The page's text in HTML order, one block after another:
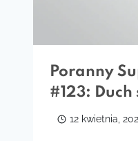
Poranny
#123:
12 kwietnia,